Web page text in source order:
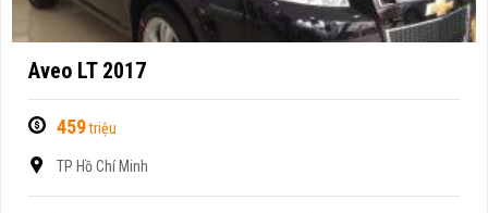
Aveo LT 2017
459triệu
TP Hồ Chí Minh